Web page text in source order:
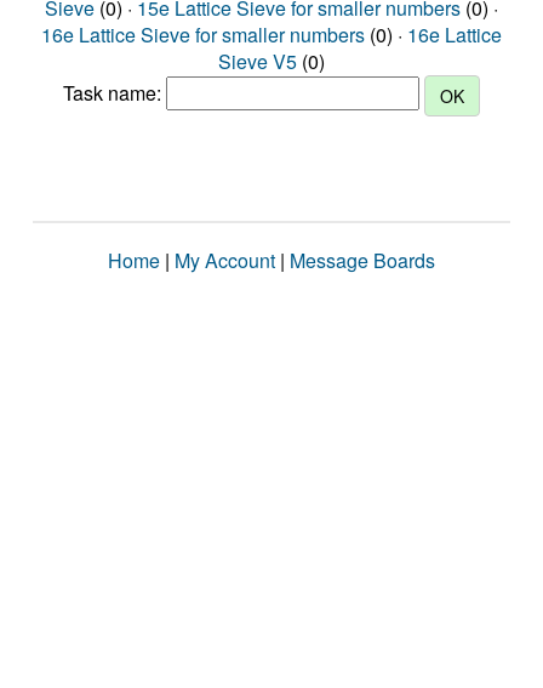
Sieve (0) · 15e Lattice Sieve for smaller numbers (0) ·
16e Lattice Sieve for smaller numbers (0) · 16e Lattice
Sieve V5 (0)
Task name:
Home | My Account | Message Boards